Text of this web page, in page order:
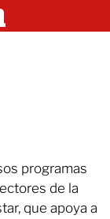
programas
de la
que apoya a